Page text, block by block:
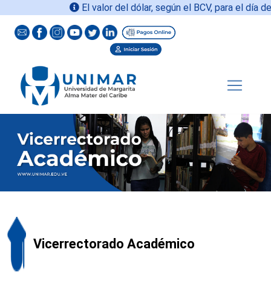
El valor del dólar, según el BCV, para el día de
Vicerrectorado Académico